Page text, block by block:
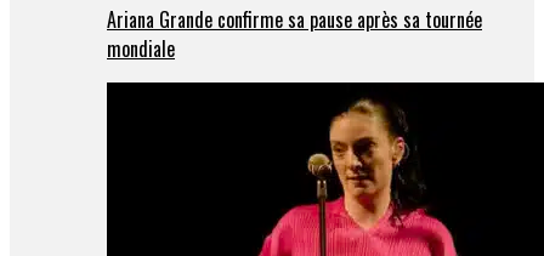
Ariana Grande confirme sa pause après sa tournée
mondiale